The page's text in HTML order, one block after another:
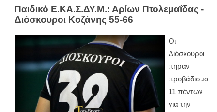
Παιδικό Ε.ΚΑ.Σ.ΔΥ.Μ.: Αρίων Πτολεμαΐδας -
Διόσκουροι Κοζάνης 55-66
Οι
Διόσκουροι
πήραν
προβάδισμα
11 πόντων
για την